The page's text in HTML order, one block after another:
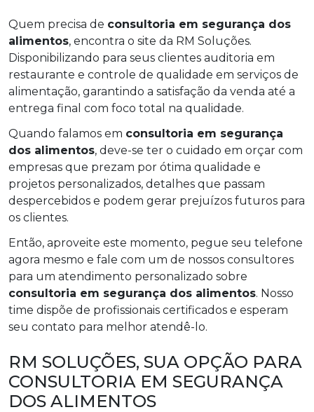
Quem precisa de consultoria em segurança dos
alimentos, encontra o site da RM Soluções.
Disponibilizando para seus clientes auditoria em
restaurante e controle de qualidade em serviços de
alimentação, garantindo a satisfação da venda até a
entrega final com foco total na qualidade.
Quando falamos em consultoria em segurança
dos alimentos, deve-se ter o cuidado em orçar com
empresas que prezam por ótima qualidade e
projetos personalizados, detalhes que passam
despercebidos e podem gerar prejuízos futuros para
os clientes.
Então, aproveite este momento, pegue seu telefone
agora mesmo e fale com um de nossos consultores
para um atendimento personalizado sobre
consultoria em segurança dos alimentos. Nosso
time dispõe de profissionais certificados e esperam
seu contato para melhor atendê-lo.
RM SOLUÇÕES, SUA OPÇÃO PARA
CONSULTORIA EM SEGURANÇA
DOS ALIMENTOS